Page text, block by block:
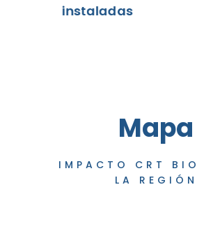
instaladas
Mapa
IMPACTO CRT
LA REGIÓN